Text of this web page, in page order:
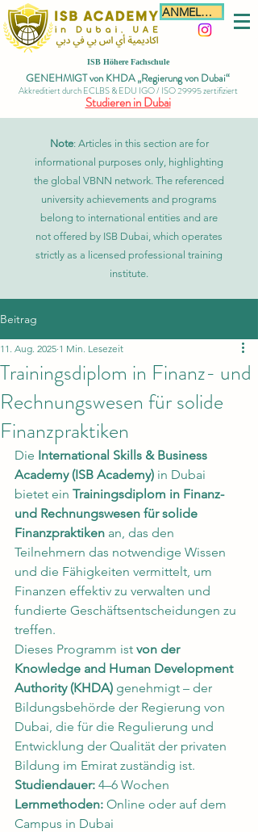
ANMELDEN
ISB Höhere Fachschule
GENEHMIGT von KHDA „Regierung von Dubai“
Akkreditiert durch ECLBS & EDU IGO / ISO 29995 zertifiziert
Studieren in Dubai
Note: Articles in this section are for
informational purposes only, highlighting
the global VBNN network. The referenced
university achievements and programs
belong to international entities and are
not offered by ISB Dubai, which operates
strictly as a licensed professional training
institute.
Beitrag
Trainingsdiplom in Finanz- und
Rechnungswesen für solide
Finanzpraktiken
11. Aug. 2025 1 Min. Lesezeit
Die International Skills & Business
Academy (ISB Academy) in Dubai
bietet ein Trainingsdiplom in Finanz-
und Rechnungswesen für solide
Finanzpraktiken an, das den
Teilnehmern das notwendige Wissen
und die Fähigkeiten vermittelt, um
Finanzen effektiv zu verwalten und
fundierte Geschäftsentscheidungen zu
treffen.
Dieses Programm ist von der
Knowledge and Human Development
Authority (KHDA) genehmigt – der
Bildungsbehörde der Regierung von
Dubai, die für die Regulierung und
Entwicklung der Qualität der privaten
Bildung im Emirat zuständig ist.
Studiendauer: 4–6 Wochen
Lernmethoden: Online oder auf dem
Campus in Dubai